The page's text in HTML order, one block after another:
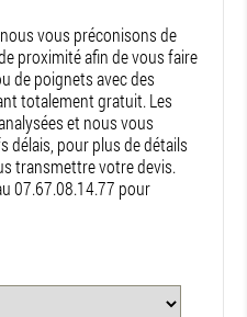
vous préconisons de
proximité afin de vous faire
de poignets avec des
totalement gratuit. Les
et nous vous
délais, pour plus de détails
transmettre votre devis.
07.67.08.14.77 pour